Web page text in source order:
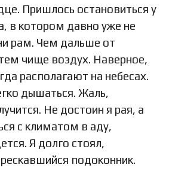
Пришлось остановиться у
в котором давно уже не
рам. Чем дальше от
чище воздух. Наверное,
располагают на небесах.
дышаться. Жаль,
Не достоин я рая, а
с климатом в аду,
Я долго стоял,
подоконник.